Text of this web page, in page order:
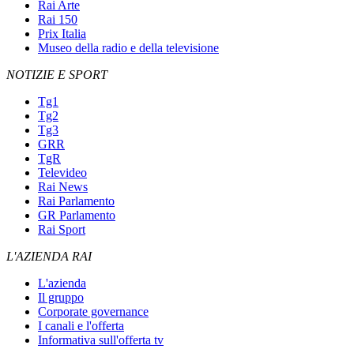
Rai Arte
Rai 150
Prix Italia
Museo della radio e della televisione
NOTIZIE E SPORT
Tg1
Tg2
Tg3
GRR
TgR
Televideo
Rai News
Rai Parlamento
GR Parlamento
Rai Sport
L'AZIENDA RAI
L'azienda
Il gruppo
Corporate governance
I canali e l'offerta
Informativa sull'offerta tv